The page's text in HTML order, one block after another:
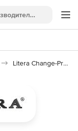
Litera Change-Pro for PowerPoint